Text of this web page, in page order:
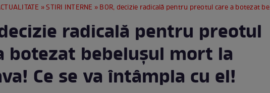
»STIRI INTERNE » BOR, decizie radicală pentru preotul care a botezat bebelușul mort la Suceava! Ce se va întâmpla cu el!
radicală pentru preotul
botezat bebelușul mort la
Ce se va întâmpla cu el!